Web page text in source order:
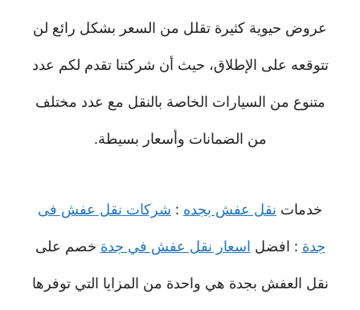
عروض حيوية كثيرة تقلل من السعر بشكل رائع لن
تتوقعه على الإطلاق، حيث أن شركتنا تقدم لكم عدد
متنوع من السيارات الخاصة بالنقل مع عدد مختلف
من الضمانات وأسعار بسيطة.
خدمات نقل عفش بجده : شركات نقل عفش فى
جدة : افضل اسعار نقل عفش في جدة خصم على
نقل العفش بجدة هي واحدة من المزايا التي توفرها